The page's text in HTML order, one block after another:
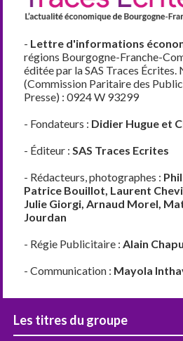
- Lettre d'informations
régions Bourgogne-Franche-
éditée par la SAS Traces Écrites.
(Commission Paritaire des
Presse) : 0924 W 93299
- Fondateurs : Didier Hugue et
- Éditeur :SAS Traces Ecrites
- Rédacteurs, photographes :
Patrice Bouillot, Laurent
Julie Giorgi, Arnaud Morel,
Jourdan
- Régie Publicitaire :Alain
- Communication : Mayola
Les titres du groupe